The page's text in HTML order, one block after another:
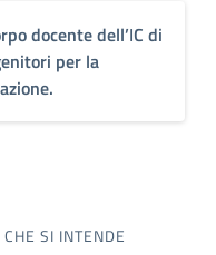
docente dell’IC di
per la
SI INTENDE